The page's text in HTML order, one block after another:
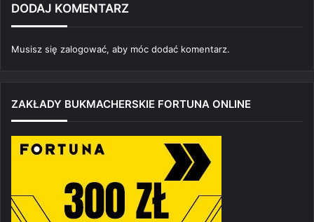
DODAJ KOMENTARZ
Musisz się zalogować, aby móc dodać komentarz.
ZAKŁADY BUKMACHERSKIE FORTUNA ONLINE